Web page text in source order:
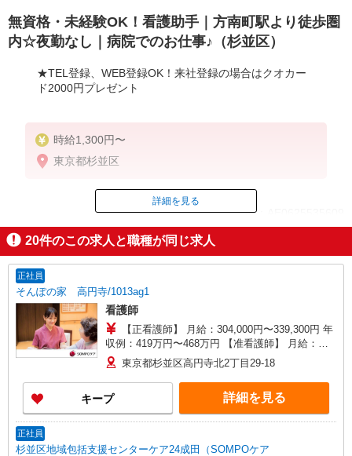
無資格・未経験OK！看護助手｜方南町駅より徒歩圏
内☆夜勤なし｜病院でのお仕事♪（杉並区）
★TEL登録、WEB登録OK！来社登録の場合はクオカー
ド2000円プレゼント
時給1,300円〜
東京都杉並区
ID：AE0625535609
掲載期間終了
詳細を見る
20件のこの求人と職種が同じ求人
正社員
そんぽの家 高円寺/1013ag1
看護師
【正看護師】 月給：304,000円〜339,300円 年
収例：419万円〜468万円 【准看護師】 月給：
278,300円〜313,600円 年収例：383万円〜432万円
【賞与】あり（年2回） ※月給は職務手当、働き
がい向上手当、日祝手当（月平均2回分）等、 毎
月平均的に支払われる手当を含みます。 ◎月給は
経験により異なります。 ◎残業時は別途時間外手
年支給
東京都杉並区高円寺北2丁目29-18
キープ 詳細を見る
正社員
杉並区地域包括支援センターケア24成田（SOMPOケア